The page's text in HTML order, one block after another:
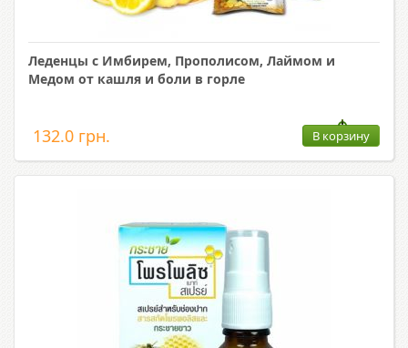
Леденцы с Имбирем, Прополисом, Лаймом и
Медом от кашля и боли в горле
132.0 грн. В корзину